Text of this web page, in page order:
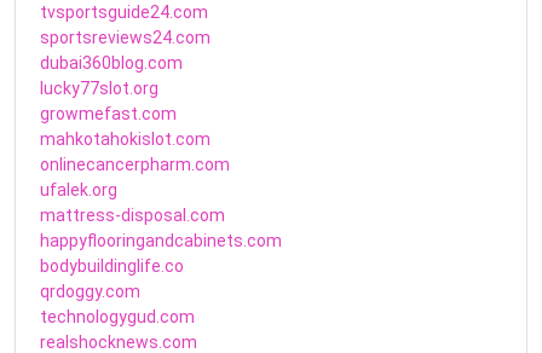
tvsportsguide24.com
sportsreviews24.com
dubai360blog.com
lucky77slot.org
growmefast.com
mahkotahokislot.com
onlinecancerpharm.com
ufalek.org
mattress-disposal.com
happyflooringandcabinets.com
bodybuildinglife.co
qrdoggy.com
technologygud.com
realshocknews.com